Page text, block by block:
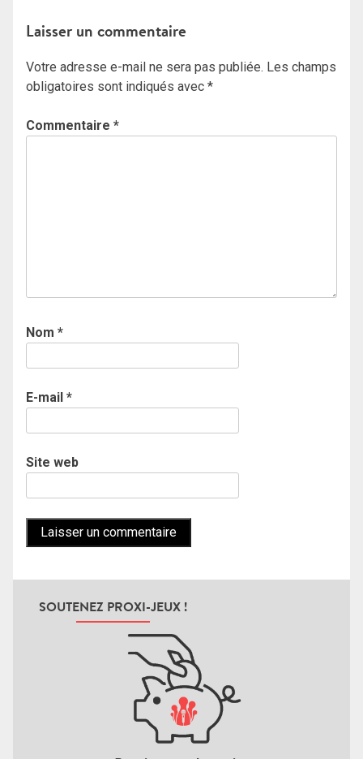
Laisser un commentaire
Votre adresse e-mail ne sera pas publiée. Les champs
obligatoires sont indiqués avec *
Commentaire *
Nom *
E-mail *
Site web
SOUTENEZ PROXI-JEUX !